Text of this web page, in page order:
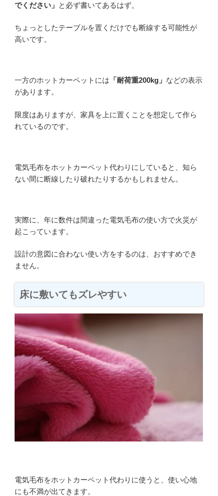
でください」 と必ず書いてあるはず。
ちょっとしたテーブルを置くだけでも断線する可能性が
高いです。
一方のホットカーペットには 「耐荷重200kg」 などの表示
があります。
限度はありますが、家具を上に置くことを想定して作ら
れているのです。
電気毛布をホットカーペット代わりにしていると、知ら
ない間に断線したり破れたりするかもしれません。
実際に、年に数件は間違った電気毛布の使い方で火災が
起こっています。
設計の意図に合わない使い方をするのは、おすすめでき
ません。
床に敷いてもズレやすい
電気毛布をホットカーペット代わりに使うと、使い心地
にも不満が出てきます。